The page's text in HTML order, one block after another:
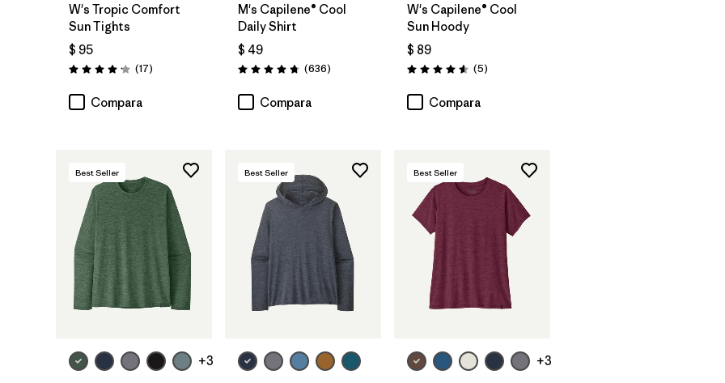
W's Tropic Comfort
Sun Tights
$ 95
Valoración: 4.2 / 5
(17Comentarios
)
Compara
M's Capilene® Cool
Daily Shirt
$ 49
Valoración: 4.7 / 5
(636Comentarios
)
Compara
W's Capilene® Cool
Sun Hoody
$ 89
Valoración: 4.6 / 5
(5Comentarios
)
Compara
Best Seller
+3
Best Seller Best Seller
+3